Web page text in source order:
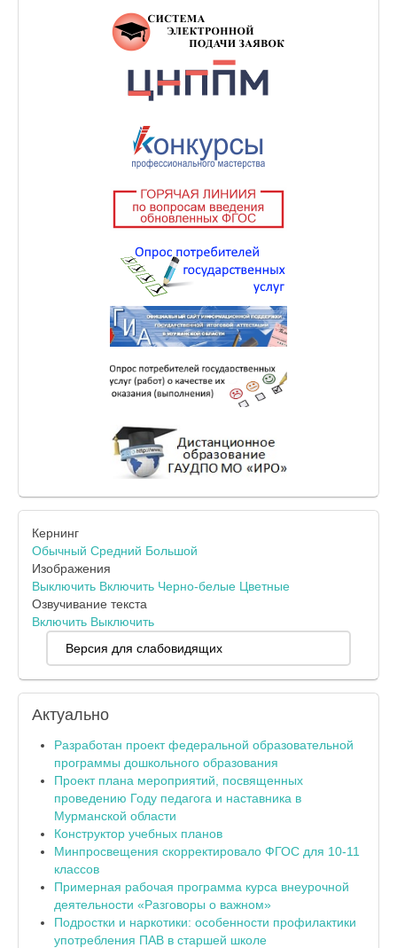
Кернинг
Обычный Средний Большой
Изображения
Выключить Включить Черно-белые Цветные
Озвучивание текста
Включить Выключить
Версия для слабовидящих
Актуально
Разработан проект федеральной образовательной
программы дошкольного образования
Проект плана мероприятий, посвященных
проведению Году педагога и наставника в
Мурманской области
Конструктор учебных планов
Минпросвещения скорректировало ФГОС для 10-11
классов
Примерная рабочая программа курса внеурочной
деятельности «Разговоры о важном»
Подростки и наркотики: особенности профилактики
употребления ПАВ в старшей школе